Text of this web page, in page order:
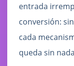
entrada
conversión:
cada
queda sin